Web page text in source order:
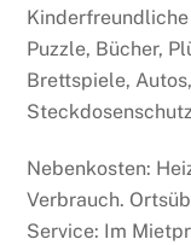
Puzzle, Bücher,
Brettspiele,
Nebenkosten:
Verbrauch.
Service: Im